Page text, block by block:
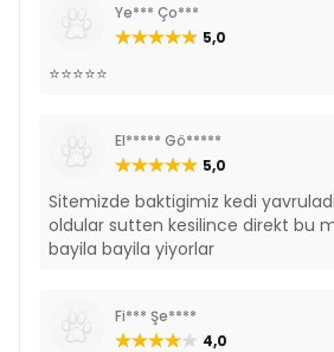
Ye*** Ço***
5,0
⭐️⭐️⭐️⭐️⭐️
El***** Gö*****
5,0
Sitemizde baktigimiz kedi
oldular sutten kesilince direkt bu
bayila bayila yiyorlar
Fi*** Şe****
4,0